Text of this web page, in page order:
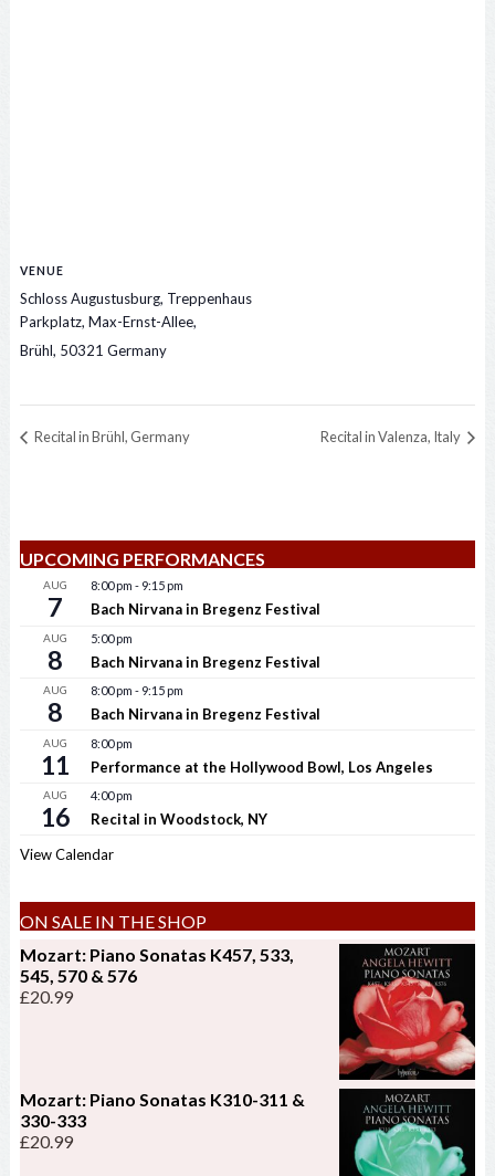
VENUE
Schloss Augustusburg, Treppenhaus
Parkplatz, Max-Ernst-Allee,
Brühl, 50321 Germany
Recital in Brühl, Germany Recital in Valenza, Italy
UPCOMING PERFORMANCES
AUG
7
8:00 pm - 9:15 pm
Bach Nirvana in Bregenz Festival
AUG
8
5:00 pm
Bach Nirvana in Bregenz Festival
AUG
8
8:00 pm - 9:15 pm
Bach Nirvana in Bregenz Festival
AUG
11
8:00 pm
Performance at the Hollywood Bowl, Los Angeles
AUG
16
4:00 pm
Recital in Woodstock, NY
View Calendar
ON SALE IN THE SHOP
Mozart: Piano Sonatas K457, 533,
545, 570 & 576
£20.99
Mozart: Piano Sonatas K310-311 &
330-333
£20.99